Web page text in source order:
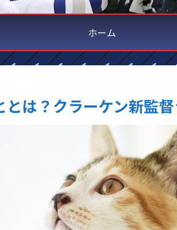
ホーム
は？クラーケン新監